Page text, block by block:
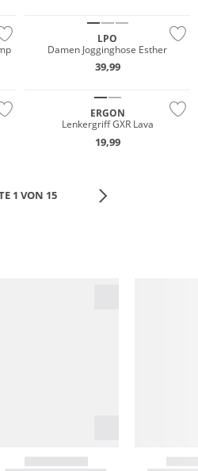
LPO
Damen Jogginghose Esther
39,99
ERGON
Lenkergriff GXR Lava
19,99
1 VON 15